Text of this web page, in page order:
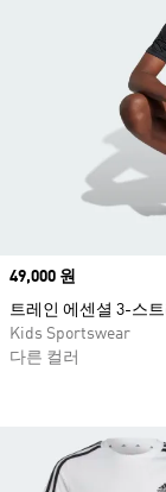
Price
49,000 원
트레인 에센셜 3-스
Kids Sportswear
다른 컬러